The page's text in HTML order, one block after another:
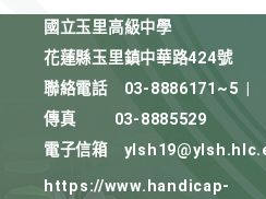
國立玉里高級中學
花蓮縣玉里鎮中華路424號
聯絡電話
03-8886171~5
傳真
03-8885529
電子信箱
https://www.handicap-